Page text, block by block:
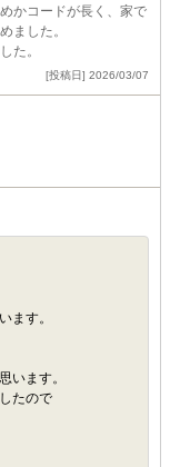
かコードが長く、家で
ました。
た。
[投稿日] 2026/03/07
ます。
います。
たので